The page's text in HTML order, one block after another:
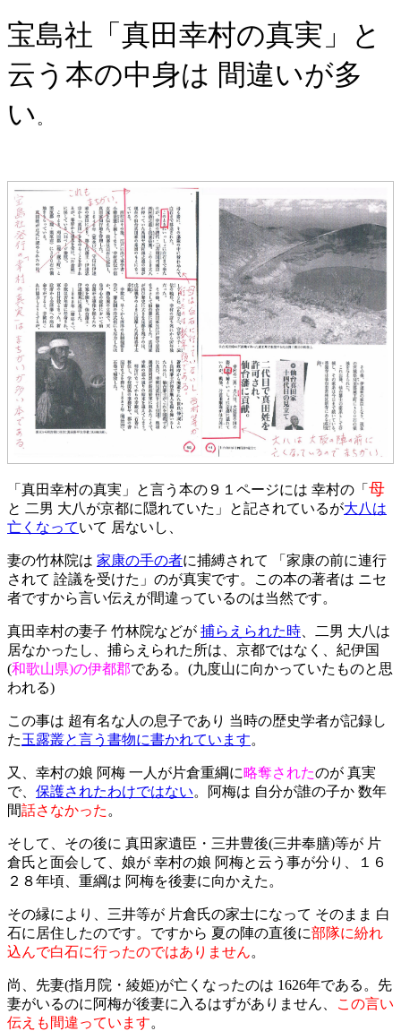
宝島社「真田幸村の真実」と
云う本の中身は 間違いが多
い。
「真田幸村の真実」と言う本の９１ページには 幸村の「 母
と 二男 大八が京都に隠れていた」と記されているが大八は
亡くなっていて 居ないし、
妻の竹林院は 家康の手の者に捕縛されて 「家康の前に連行
されて 詮議を受けた」のが真実です。この本の著者は ニセ
者ですから言い伝えが間違っているのは当然です。
真田幸村の妻子 竹林院などが 捕らえられた時 、二男 大八は
居なかったし、捕らえられた所は、京都ではなく、紀伊国
(和歌山県)の伊都郡である。(九度山に向かっていたものと思
われる)
この事は 超有名な人の息子であり 当時の歴史学者が記録し
た玉露叢と言う書物に書かれています。
又、幸村の娘 阿梅 一人が片倉重綱に略奪されたのが 真実
で、 保護されたわけではない。阿梅は 自分が誰の子か 数年
間話さなかった 。
そして、その後に 真田家遺臣・三井豊後(三井奉膳)等が 片
倉氏と面会して、娘が 幸村の娘 阿梅と云う事が分り、１６
２８年頃、重綱は 阿梅を後妻に向かえた。
その縁により、三井等が 片倉氏の家士になって そのまま 白
石に居住したのです。ですから 夏の陣の直後に部隊に紛れ
込んで白石に行ったのではありません。
尚、先妻(指月院・綾姫)が亡くなったのは 1626年である。先
妻がいるのに阿梅が後妻に入るはずがありません、
この言い
伝えも間違っています。